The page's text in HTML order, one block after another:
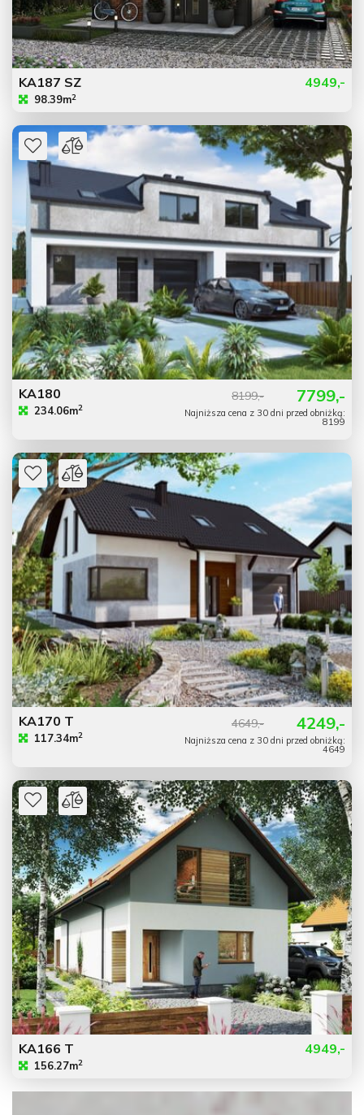
KA187 SZ
98.39m2
4949,-
KA180
234.06m2
7799,-
8199,-
Najniższa cena z 30 dni przed obniżką:
8199
KA170 T
117.34m2
4249,-
4649,-
Najniższa cena z 30 dni przed obniżką:
4649
KA166 T
156.27m2
4949,-